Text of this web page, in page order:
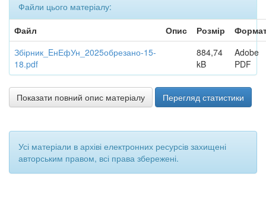
Файли цього матеріалу:
Файл
Опис Розмір
Збірник_EнЕфУн_2025обрезано-15-
18.pdf
884,74
kB
Adobe
PDF
Показати повний опис матеріалу Перегляд статистики
Усі матеріали в архіві електронних ресурсів захищені
авторським правом, всі права збережені.